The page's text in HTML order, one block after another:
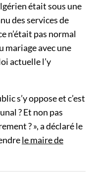
était sous une
des services de
n’était pas normal
mariage avec une
actuelle l’y
s’y oppose et c’est
? Et non pas
? », a déclaré le
le maire de